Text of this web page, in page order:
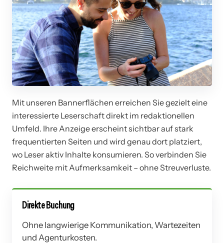
Mit unseren Bannerflächen erreichen Sie gezielt eine
interessierte Leserschaft direkt im redaktionellen
Umfeld. Ihre Anzeige erscheint sichtbar auf stark
frequentierten Seiten und wird genau dort platziert,
wo Leser aktiv Inhalte konsumieren. So verbinden Sie
Reichweite mit Aufmerksamkeit – ohne Streuverluste.
Direkte Buchung
Ohne langwierige Kommunikation, Wartezeiten
und Agenturkosten.